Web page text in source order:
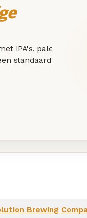
IPA's, pale
standaard
Brewing